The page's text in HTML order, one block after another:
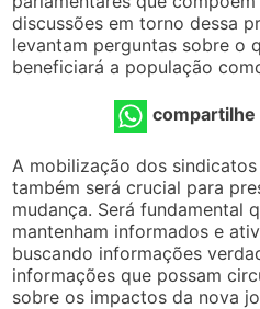
discussões em torno dessa
levantam perguntas sobre o
beneficiará a população
compartilhe
A mobilização dos
também será crucial para
mudança. Será fundamental
mantenham informados e
buscando informações
informações que possam
sobre os impactos da nova